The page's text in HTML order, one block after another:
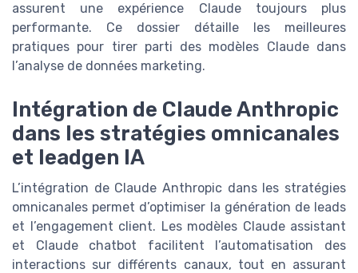
assurent une expérience Claude toujours plus
performante. Ce dossier détaille les meilleures
pratiques pour tirer parti des modèles Claude dans
l’analyse de données marketing.
Intégration de Claude Anthropic
dans les stratégies omnicanales
et leadgen IA
L’intégration de Claude Anthropic dans les stratégies
omnicanales permet d’optimiser la génération de leads
et l’engagement client. Les modèles Claude assistant
et Claude chatbot facilitent l’automatisation des
interactions sur différents canaux, tout en assurant